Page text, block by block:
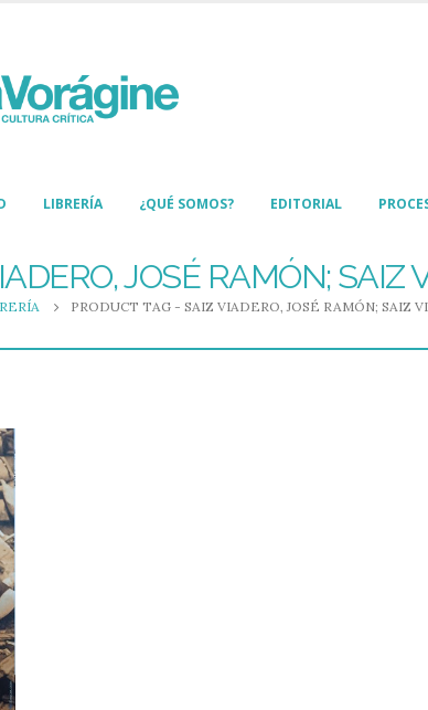
LIBRERÍA ¿QUÉ SOMOS? EDITORIAL
JOSÉ RAMÓN; SAIZ
PRODUCT TAG - SAIZ VIADERO, JOSÉ RAMÓN; SAIZ